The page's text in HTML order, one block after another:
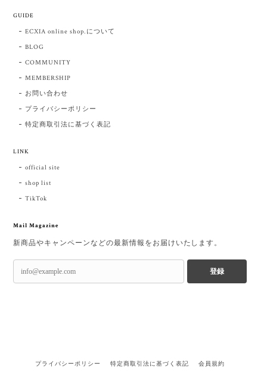
GUIDE
ECXIA online shop.について
BLOG
COMMUNITY
MEMBERSHIP
お問い合わせ
プライバシーポリシー
特定商取引法に基づく表記
LINK
official site
shop list
TikTok
Mail Magazine
新商品やキャンペーンなどの最新情報をお届けいたします。
登録
プライバシーポリシー 特定商取引法に基づく表記 会員規約